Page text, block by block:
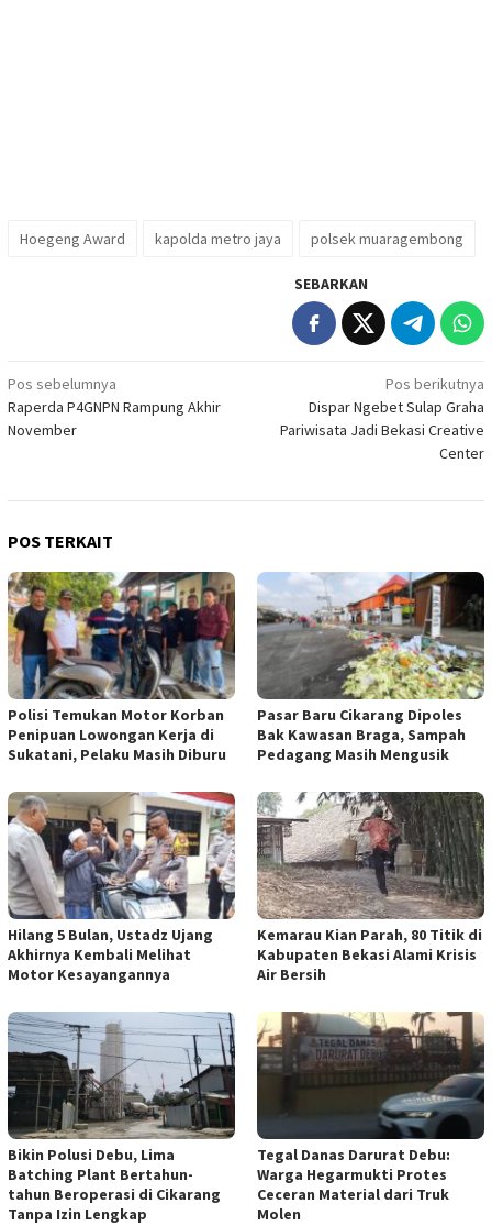
Hoegeng Award kapolda metro jaya polsek muaragembong
SEBARKAN
Navigasi
pos
Pos sebelumnya
Raperda P4GNPN Rampung Akhir
November
Pos berikutnya
Dispar Ngebet Sulap Graha
Pariwisata Jadi Bekasi Creative
Center
POS TERKAIT
Polisi Temukan Motor Korban
Penipuan Lowongan Kerja di
Sukatani, Pelaku Masih Diburu
Pasar Baru Cikarang Dipoles
Bak Kawasan Braga, Sampah
Pedagang Masih Mengusik
Hilang 5 Bulan, Ustadz Ujang
Akhirnya Kembali Melihat
Motor Kesayangannya
Kemarau Kian Parah, 80 Titik di
Kabupaten Bekasi Alami Krisis
Air Bersih
Bikin Polusi Debu, Lima
Batching Plant Bertahun-
tahun Beroperasi di Cikarang
Tanpa Izin Lengkap
Tegal Danas Darurat Debu:
Warga Hegarmukti Protes
Ceceran Material dari Truk
Molen